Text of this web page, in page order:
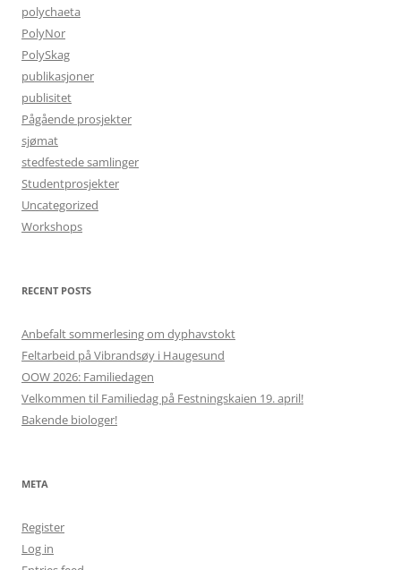
polychaeta
PolyNor
PolySkag
publikasjoner
publisitet
Pågående prosjekter
sjømat
stedfestede samlinger
Studentprosjekter
Uncategorized
Workshops
RECENT POSTS
Anbefalt sommerlesing om dyphavstokt
Feltarbeid på Vibrandsøy i Haugesund
OOW 2026: Familiedagen
Velkommen til Familiedag på Festningskaien 19. april!
Bakende biologer!
META
Register
Log in